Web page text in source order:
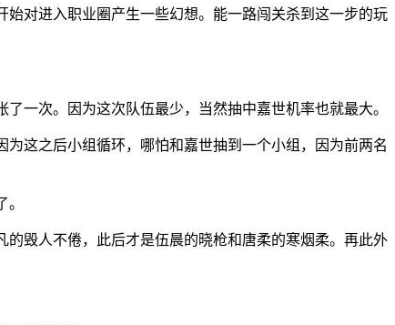
对进入职业圈产生一些幻想。能一路闯关杀到这一步的玩
一次。因为这次队伍最少，当然抽中嘉世机率也就最大。
这之后小组循环，哪怕和嘉世抽到一个小组，因为前两名
毁人不倦，此后才是伍晨的晓枪和唐柔的寒烟柔。再此外